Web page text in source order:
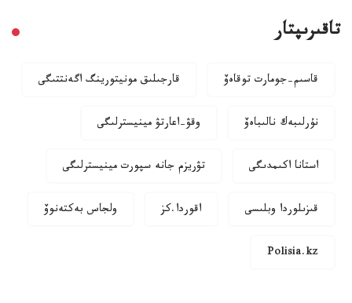
تاقىرىپتار
قاسىم-جومارت توقاەۆ قارجىلىق مونيتورينگ اگەنتتىگى
نۇرلىبەك نالىباەۆ وقۋ-اعارتۋ مينيسترلىگى
استانا اكىمدىگى تۋريزم جانە سپورت مينيسترلىگى
قىزىلوردا وبلىسى اقوردا.كز ولجاس بەكتەنوۆ
Polisia.kz